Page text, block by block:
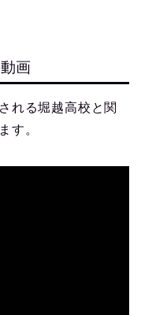
画
れる堀越高校と関
す。